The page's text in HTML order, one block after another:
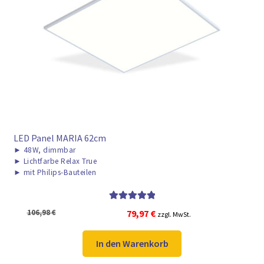
► VERSANDARTEN
LED Panel MARIA 62cm
► 48W, dimmbar
► Lichtfarbe Relax True
► mit Philips-Bauteilen
von 5
106,98€
Ursprünglicher
Preis
war:
106,98 €
79,97 €Aktueller
Preis
ist:
79,97 €.
zzgl. MwSt.
In den Warenkorb